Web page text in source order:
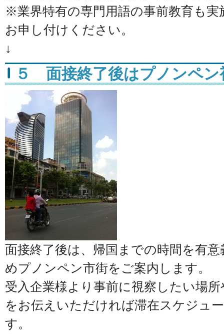
※業界特有の専門用語の事前教育も
お申し付けください。
↓
５ 面接終了後はプノンペン
面接終了後は、帰国までの時間を有
めプノンペン市街をご案内します。
受入企業様より事前に視察したい場
をお伝えいただければ滞在スケジュ
す。